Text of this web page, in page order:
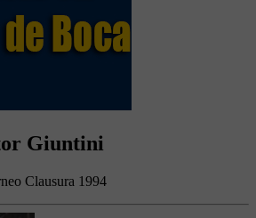
Giuntini
Clausura 1994